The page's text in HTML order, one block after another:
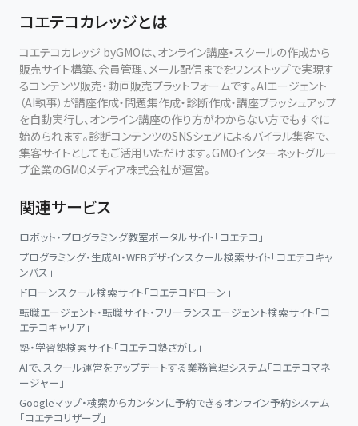
コエテコカレッジとは
コエテコカレッジ byGMOは、オンライン講座・スクールの作成から
販売サイト構築、会員管理、メール配信までをワンストップで実現す
るコンテンツ販売・動画販売プラットフォームです。AIエージェント
（AI執事）が講座作成・問題集作成・診断作成・講座ブラッシュアップ
を自動実行し、オンライン講座の作り方がわからない方でもすぐに
始められます。診断コンテンツのSNSシェアによるバイラル集客で、
集客サイトとしてもご活用いただけます。GMOインターネットグルー
プ企業のGMOメディア株式会社が運営。
関連サービス
ロボット・プログラミング教室ポータルサイト「コエテコ」
プログラミング・生成AI・WEBデザインスクール検索サイト「コエテコキャ
ンパス」
ドローンスクール検索サイト「コエテコドローン」
転職エージェント・転職サイト・フリーランスエージェント検索サイト「コ
エテコキャリア」
塾・学習塾検索サイト「コエテコ塾さがし」
AIで、スクール運営をアップデートする業務管理システム「コエテコマネ
ージャー」
Googleマップ・検索からカンタンに予約できるオンライン予約システム
「コエテコリザーブ」